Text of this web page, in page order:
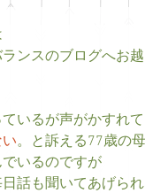
ランスのブログへお
いるが声がかすれて
。と訴える77歳の母
いるのですが
話も聞いてあげられ